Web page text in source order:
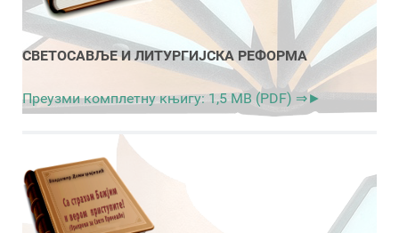
СВЕТОСАВЉЕ И ЛИТУРГИЈСКА РЕФОРМА
Преузми комплетну књигу: 1,5 MB (PDF) ⇒►